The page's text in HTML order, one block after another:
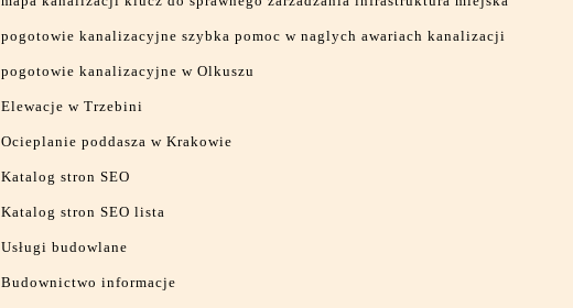
pogotowie kanalizacyjne szybka pomoc w naglych awariach kanalizacji
pogotowie kanalizacyjne w Olkuszu
Elewacje w Trzebini
Ocieplanie poddasza w Krakowie
Katalog stron SEO
Katalog stron SEO lista
Usługi budowlane
Budownictwo informacje